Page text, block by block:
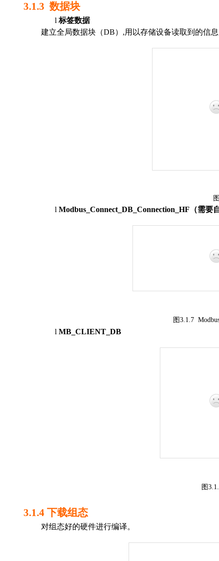
3.1.3 数据块
l 标签数据
建立全局数据块（DB） ,用以存储设备读取到的信息
l Modbus_Connect_DB_Connection_HF （需要
图 3.1.7
l MB _CLIENT_DB
图 3.1.
3.1.4 下载组态
对组态好的硬件进行编译。